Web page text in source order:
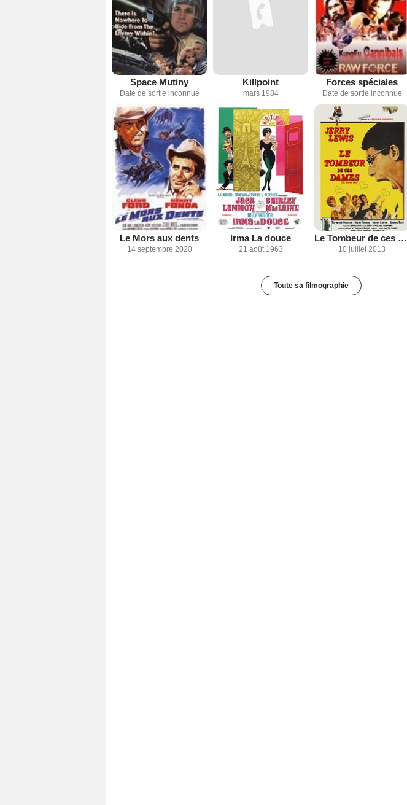
Space Mutiny
Date de sortie inconnue
Killpoint
mars 1984
Forces spéciales
Date de sortie inconnue
Le Mors aux dents
14 septembre 2020
Irma La douce
21 août 1963
Le Tombeur de ces dames
10 juillet 2013
Toute sa filmographie